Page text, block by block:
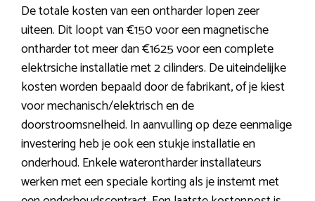
De totale kosten van een ontharder lopen zeer
uiteen. Dit loopt van €150 voor een magnetische
ontharder tot meer dan €1625 voor een complete
elektrsiche installatie met 2 cilinders. De uiteindelijke
kosten worden bepaald door de fabrikant, of je kiest
voor mechanisch/elektrisch en de
doorstroomsnelheid. In aanvulling op deze eenmalige
investering heb je ook een stukje installatie en
onderhoud. Enkele waterontharder installateurs
werken met een speciale korting als je instemt met